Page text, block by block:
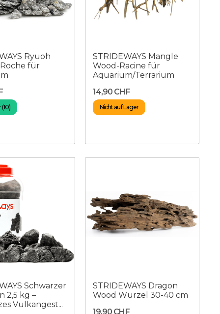
Ryuoh
für
STRIDEWAYS Mangle
Wood-Racine für
Aquarium/Terrarium
14,90 CHF
Nicht auf Lager
Schwarzer
2,5 kg –
Vulkangest...
STRIDEWAYS Dragon
Wood Wurzel 30-40 cm
19,90 CHF